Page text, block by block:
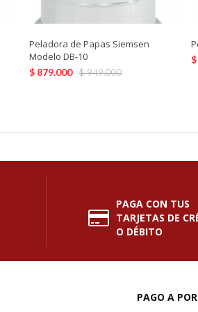
Peladora de Papas Siemsen
Modelo DB-10
$949.000
$879.000
$
PAGA CON TUS
TARJETAS DE
O DÉBITO
PAGO A